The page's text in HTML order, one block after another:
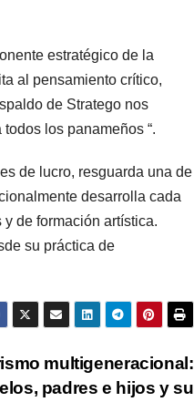
estratégico de la
al pensamiento crítico,
de Stratego nos
los panameños “.
de lucro, resguarda una de
desarrolla cada
de formación artística.
su práctica de
multigeneracional:
padres e hijos y su